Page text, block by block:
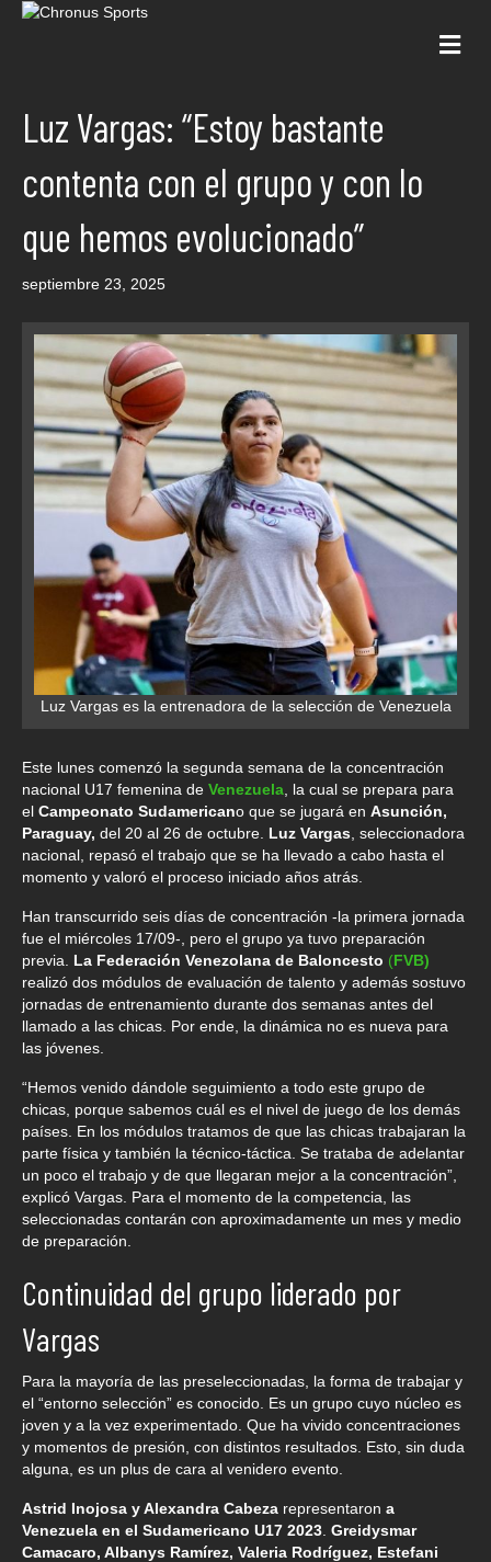
Luz Vargas: “Estoy bastante
contenta con el grupo y con lo
que hemos evolucionado”
septiembre 23, 2025
Luz Vargas es la entrenadora de la selección de Venezuela
Este lunes comenzó la segunda semana de la concentración
nacional U17 femenina de Venezuela , la cual se prepara para
el Campeonato Sudamericano que se jugará en Asunción,
Paraguay, del 20 al 26 de octubre. Luz Vargas , seleccionadora
nacional, repasó el trabajo que se ha llevado a cabo hasta el
momento y valoró el proceso iniciado años atrás.
Han transcurrido seis días de concentración -la primera jornada
fue el miércoles 17/09-, pero el grupo ya tuvo preparación
previa. La Federación Venezolana de Baloncesto (FVB)
realizó dos módulos de evaluación de talento y además sostuvo
jornadas de entrenamiento durante dos semanas antes del
llamado a las chicas. Por ende, la dinámica no es nueva para
las jóvenes.
“Hemos venido dándole seguimiento a todo este grupo de
chicas, porque sabemos cuál es el nivel de juego de los demás
países. En los módulos tratamos de que las chicas trabajaran la
parte física y también la técnico-táctica. Se trataba de adelantar
un poco el trabajo y de que llegaran mejor a la concentración”,
explicó Vargas. Para el momento de la competencia, las
seleccionadas contarán con aproximadamente un mes y medio
de preparación.
Continuidad del grupo liderado por
Vargas
Para la mayoría de las preseleccionadas, la forma de trabajar y
el “entorno selección” es conocido. Es un grupo cuyo núcleo es
joven y a la vez experimentado. Que ha vivido concentraciones
y momentos de presión, con distintos resultados. Esto, sin duda
alguna, es un plus de cara al venidero evento.
Astrid Inojosa y Alexandra Cabeza representaron a
Venezuela en el Sudamericano U17 2023 Greidysmar
Camacaro, Albanys Ramírez, Valeria Rodríguez, Estefani